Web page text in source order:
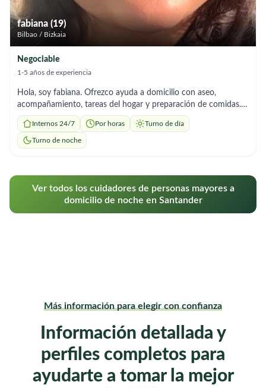
fabiana (19)
Bilbao / Bizkaia
Negociable
1-5 años de experiencia
Hola, soy fabiana. Ofrezco ayuda a domicilio con aseo,
acompañamiento, tareas del hogar y preparación de comidas.
Soy responsable y me adapto a los horarios que necesites.
Internos 24/7 Por horas Turno de día
Turno de noche
Ver todos los cuidadores de personas mayores a
domicilio de noche en Santander
Más información para elegir con confianza
Información detallada y
perfiles completos para
ayudarte a tomar la mejor